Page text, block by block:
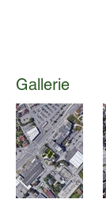
Gallerie